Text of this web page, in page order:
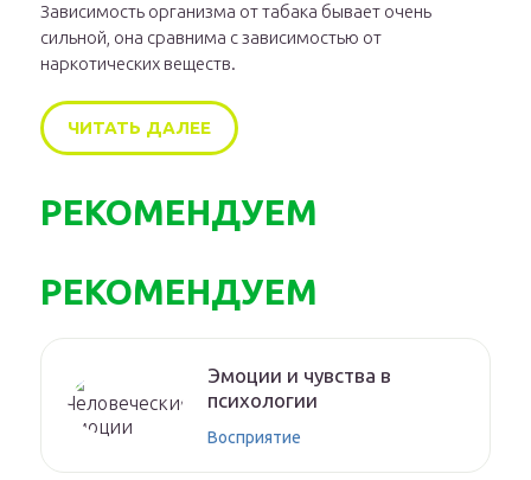
Зависимость организма от табака бывает очень
сильной, она сравнима с зависимостью от
наркотических веществ.
ЧИТАТЬ ДАЛЕЕ
РЕКОМЕНДУЕМ
РЕКОМЕНДУЕМ
Эмоции и чувства в
психологии
Восприятие